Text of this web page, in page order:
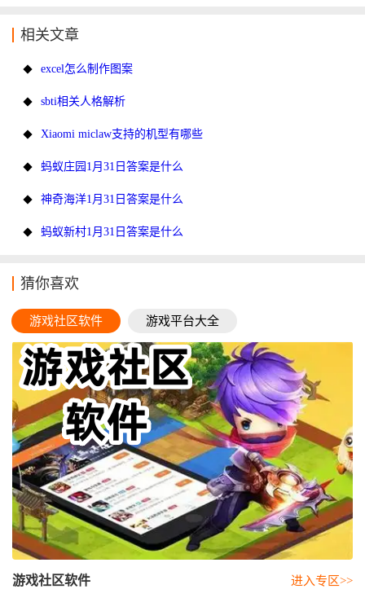
相关文章
excel怎么制作图案
sbti相关人格解析
Xiaomi miclaw支持的机型有哪些
蚂蚁庄园1月31日答案是什么
神奇海洋1月31日答案是什么
蚂蚁新村1月31日答案是什么
猜你喜欢
游戏社区软件 游戏平台大全
游戏社区软件 进入专区>>